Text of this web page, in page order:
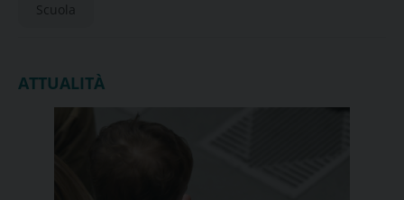
Scuola
ATTUALITÀ